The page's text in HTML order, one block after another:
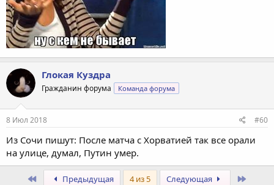
Глокая Куздра
Гражданин форума Команда форума
8 Июл 2018 #60
Из Сочи пишут: После матча с Хорватией так все орали
на улице, думал, Путин умер.
ПервыйПредыдущая 4 из 5 Следующая